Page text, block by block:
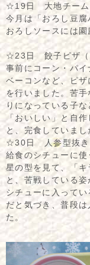
☆19日 大地チーム
今月は「おろし豆腐
おろしソースには
☆23日 餃子ピザ（
事前にコーン・パ
ベーコンなど、ピ
を行いました。苦
りになっている子
「おいしい」と自
と、完食していまし
☆30日 人参型抜き
給食のシチューに
星の型を見て、「
と、苦戦している姿
シチューに入って
だと気づき、普段
た。